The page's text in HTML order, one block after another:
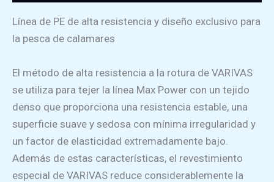
Línea de PE de alta resistencia y diseño exclusivo para
la pesca de calamares
El método de alta resistencia a la rotura de VARIVAS
se utiliza para tejer la línea Max Power con un tejido
denso que proporciona una resistencia estable, una
superficie suave y sedosa con mínima irregularidad y
un factor de elasticidad extremadamente bajo.
Además de estas características, el revestimiento
especial de VARIVAS reduce considerablemente la